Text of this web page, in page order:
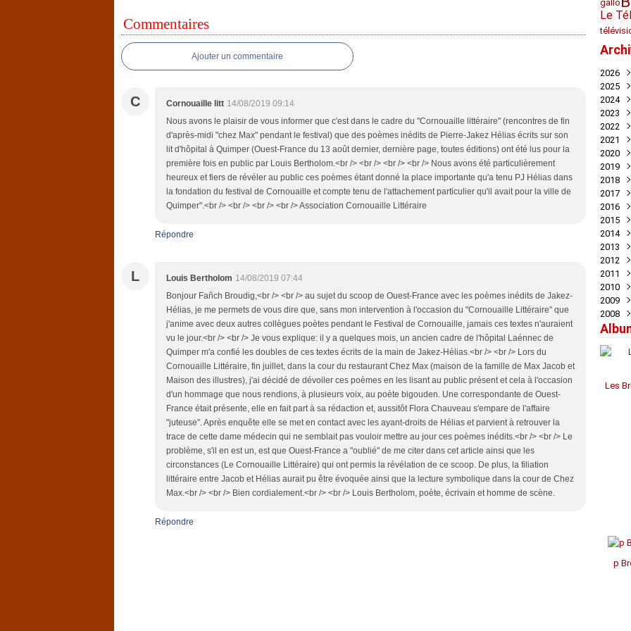
Commentaires
Ajouter un commentaire
C Cornouaille litt 14/08/2019 09:14
Nous avons le plaisir de vous informer que c'est dans le cadre du "Cornouaille littéraire" (rencontres de fin
d'après-midi "chez Max" pendant le festival) que des poèmes inédits de Pierre-Jakez Hélias écrits sur son
lit d'hôpital à Quimper (Ouest-France du 13 août dernier, dernière page, toutes éditions) ont été lus pour la
première fois en public par Louis Bertholom.<br /> <br /> <br /> <br /> Nous avons été particulièrement
heureux et fiers de révéler au public ces poèmes étant donné la place importante qu'a tenu PJ Hélias dans
la fondation du festival de Cornouaille et compte tenu de l'attachement particulier qu'il avait pour la ville de
Quimper".<br /> <br /> <br /> <br /> Association Cornouaille Littéraire
Répondre
L Louis Bertholom 14/08/2019 07:44
Bonjour Fañch Broudig,<br /> <br /> au sujet du scoop de Ouest-France avec les poèmes inédits de Jakez-
Hélias, je me permets de vous dire que, sans mon intervention à l'occasion du "Cornouaille Littéraire" que
j'anime avec deux autres collègues poètes pendant le Festival de Cornouaille, jamais ces textes n'auraient
vu le jour.<br /> <br /> Je vous explique: il y a quelques mois, un ancien cadre de l'hôpital Laénnec de
Quimper m'a confié les doubles de ces textes écrits de la main de Jakez-Hélias.<br /> <br /> Lors du
Cornouaille Littéraire, fin juillet, dans la cour du restaurant Chez Max (maison de la famille de Max Jacob et
Maison des illustres), j'ai décidé de dévoiler ces poèmes en les lisant au public présent et cela à l'occasion
d'un hommage que nous rendions, à plusieurs voix, au poète bigouden. Une correspondante de Ouest-
France était présente, elle en fait part à sa rédaction et, aussitôt Flora Chauveau s'empare de l'affaire
"juteuse". Après enquête elle se met en contact avec les ayant-droits de Hélias et parvient à retrouver la
trace de cette dame médecin qui ne semblait pas vouloir mettre au jour ces poèmes inédits.<br /> <br /> Le
problème, s'il en est un, est que Ouest-France a "oublié" de me citer dans cet article ainsi que les
circonstances (Le Cornouaille Littéraire) qui ont permis la révélation de ce scoop. De plus, la filiation
littéraire entre Jacob et Hélias aurait pu être évoquée ainsi que la lecture symbolique dans la cour de Chez
Max.<br /> <br /> Bien cordialement.<br /> <br /> Louis Bertholom, poète, écrivain et homme de scène.
Répondre
gallo
Le
2026
Mai
Avril
Mars
2025
Août
Mai
Avril
Mars
2024
Août
Juin
Mai
Avril
Mars
2023
Juin
Mai
Avril
Mars
2022
Août
Juin
Mai
Avril
Mars
2021
Août
Juin
Mai
Avril
Mars
2020
Août
Juin
Mai
Avril
Mars
2019
Août
Juin
Mai
Mars
2018
Août
Juin
Mai
Avril
Mars
2017
Août
Juin
Mai
Mars
2016
Août
Juin
Mai
2015
Août
Mai
Avril
2014
Août
Juin
Mai
Avril
2013
Août
Juin
Mai
Avril
2012
Juin
Avril
2011
Mai
2010
Mai
2009
Juin
2008
Août
Les
p